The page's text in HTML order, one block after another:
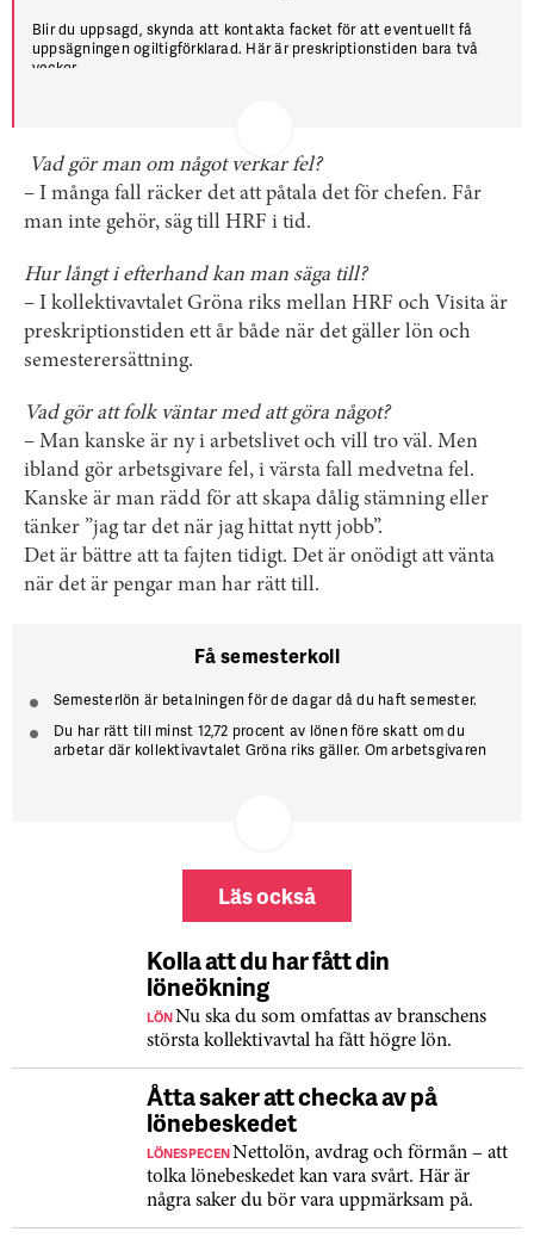
Blir du uppsagd, skynda att kontakta facket för att eventuellt få
uppsägningen ogiltigförklarad. Här är preskriptionstiden bara två
veckor.
Vad gör man om något verkar fel?
– I många fall räcker det att påtala det för chefen. Får
man inte gehör, säg till HRF i tid.
Hur långt i efterhand kan man säga till?
– I kollektivavtalet Gröna riks mellan HRF och Visita är
preskriptionstiden ett år både när det gäller lön och
semesterersättning.
Vad gör att folk väntar med att göra något?
– Man kanske är ny i arbetslivet och vill tro väl. Men
ibland gör arbetsgivare fel, i värsta fall medvetna fel.
Kanske är man rädd för att skapa dålig stämning eller
tänker ”jag tar det när jag hittat nytt jobb”.
Det är bättre att ta fajten tidigt. Det är onödigt att vänta
när det är pengar man har rätt till.
Få semesterkoll
Semesterlön är betalningen för de dagar då du haft semester.
Du har rätt till minst 12,72 procent av lönen före skatt om du
arbetar där kollektivavtalet Gröna riks gäller. Om arbetsgivaren
Semesterersättning är betalning för semesterdagar som du inte
hunnit ta ut när du slutar en anställning. Den ska betalas ut på
slutlönen och finnas med på lönebeskedet.
Läs också
Kolla att du har fått din
löneökning
LÖNNu ska du som omfattas av branschens
största kollektivavtal ha fått högre lön.
Åtta saker att checka av på
lönebeskedet
LÖNESPECENNettolön, avdrag och förmån – att
tolka lönebeskedet kan vara svårt. Här är
några saker du bör vara uppmärksam på.